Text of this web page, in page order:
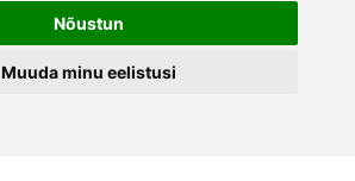
Nõustun
Muuda minu eelistusi